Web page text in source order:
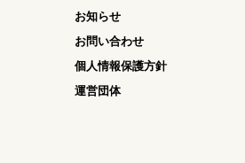
お知らせ
お問い合わせ
個人情報保護方針
運営団体